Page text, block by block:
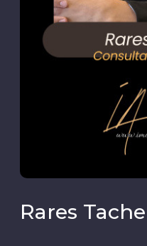
Rares Tache